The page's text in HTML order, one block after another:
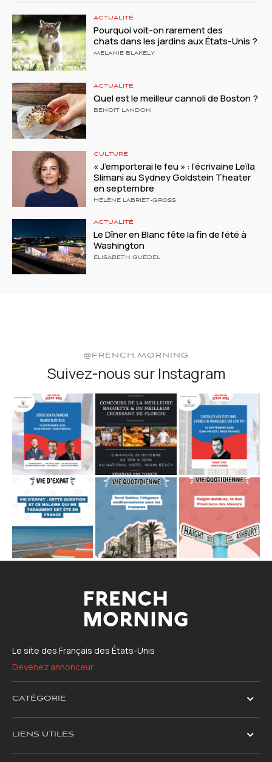
ACTUALITÉ
Pourquoi voit-on rarement des
chats dans les jardins aux États-Unis ?
MELANIE BLAKELY
ACTUALITÉ
Quel est le meilleur cannoli de Boston ?
BENOIT LANDON
CULTURE
« J’emporterai le feu » : l’écrivaine Leïla
Slimani au Sydney Goldstein Theater
en septembre
HÉLÈNE LABRIET-GROSS
ACTUALITÉ
Le Dîner en Blanc fête la fin de l’été à
Washington
ELISABETH GUÉDEL
@FRENCH.MORNING
Suivez-nous sur Instagram
Le site des Français des États-Unis
Devenez annonceur
CATÉGORIE
LIENS UTILES